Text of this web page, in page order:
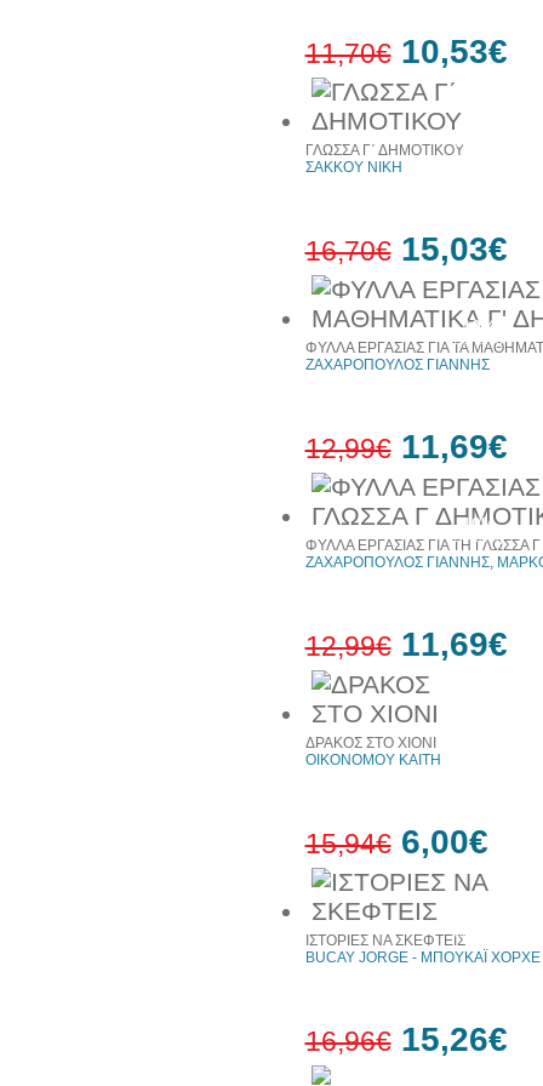
έκπτωση
11,70€ 10,53€
10%
έκπτωση
ΓΛΩΣΣΑ Γ΄ ΔΗΜΟΤΙΚΟΥ
ΣΑΚΚΟΥ ΝΙΚΗ
16,70€ 15,03€
10%
έκπτωση
ΦΥΛΛΑ ΕΡΓΑΣΙΑΣ ΓΙΑ ΤΑ
ΖΑΧΑΡΟΠΟΥΛΟΣ ΓΙΑΝΝΗΣ
12,99€ 11,69€
ΦΥΛΛΑ ΕΡΓΑΣΙΑΣ ΓΙΑ ΤΗ ΓΛΩΣΣΑ
ΖΑΧΑΡΟΠΟΥΛΟΣ ΓΙΑΝΝΗΣ,
12,99€ 11,69€
έκπτωση
ΔΡΑΚΟΣ ΣΤΟ ΧΙΟΝΙ
ΟΙΚΟΝΟΜΟΥ ΚΑΙΤΗ
15,94€ 6,00€
ΙΣΤΟΡΙΕΣ ΝΑ ΣΚΕΦΤΕΙΣ
BUCAY JORGE - ΜΠΟΥΚΑΪ ΧΟΡΧΕ
16,96€ 15,26€